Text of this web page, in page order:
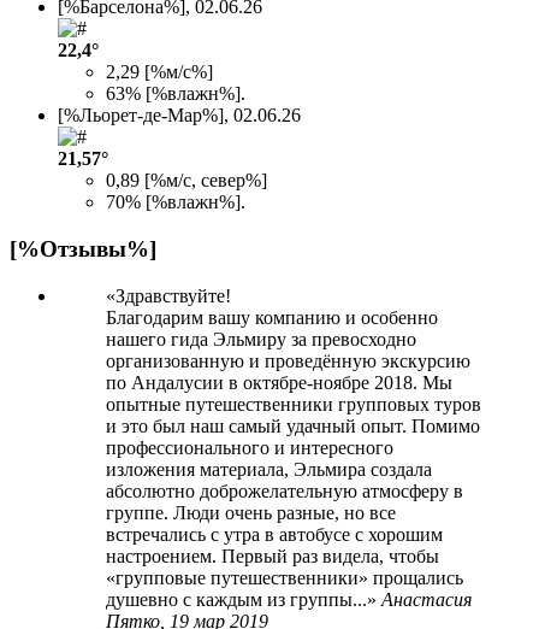
[%Барселона%], 02.06.26
22,4°
2,29 [%м/с%]
63% [%влажн%].
[%Льорет-де-Мар%], 02.06.26
21,57°
0,89 [%м/с, север%]
70% [%влажн%].
[%Отзывы%]
Здравствуйте!
Благодарим вашу компанию и особенно
нашего гида Эльмиру за превосходно
организованную и проведённую экскурсию
по Андалусии в октябре-ноябре 2018. Мы
опытные путешественники групповых туров
и это был наш самый удачный опыт. Помимо
профессионального и интересного
изложения материала, Эльмира создала
абсолютно доброжелательную атмосферу в
группе. Люди очень разные, но все
встречались с утра в автобусе с хорошим
настроением. Первый раз видела, чтобы
«групповые путешественники» прощались
душевно с каждым из группы...
Анастасия
Пятко, 19 мар 2019